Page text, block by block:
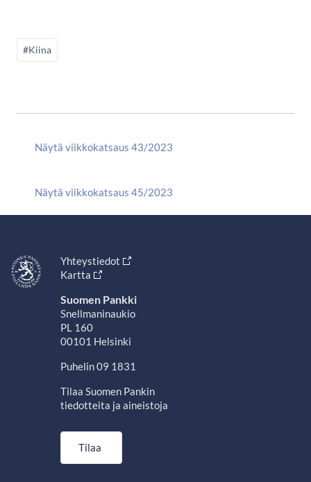
#Kiina
Näytä viikkokatsaus 43/2023
Näytä viikkokatsaus 45/2023
Yhteystiedot
Kartta
Suomen Pankki
Snellmaninaukio
PL 160
00101 Helsinki
Puhelin 09 1831
Tilaa Suomen Pankin
tiedotteita ja aineistoja
Tilaa